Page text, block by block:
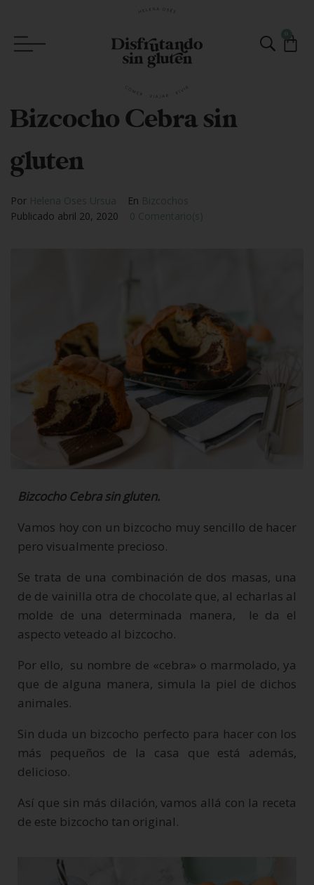
Bizcocho Cebra sin
gluten
Por Helena Oses Ursua En Bizcochos
Publicado abril 20, 2020 0 Comentario(s)
Bizcocho Cebra sin gluten.
Vamos hoy con un bizcocho muy sencillo de hacer
pero visualmente precioso.
Se trata de una combinación de dos masas, una
de de vainilla otra de chocolate que, al echarlas al
molde de una determinada manera, le da el
aspecto veteado al bizcocho.
Por ello, su nombre de «cebra» o marmolado, ya
que de alguna manera, simula la piel de dichos
animales.
Sin duda un bizcocho perfecto para hacer con los
más pequeños de la casa que está además,
delicioso.
Así que sin más dilación, vamos allá con la receta
de este bizcocho tan original.